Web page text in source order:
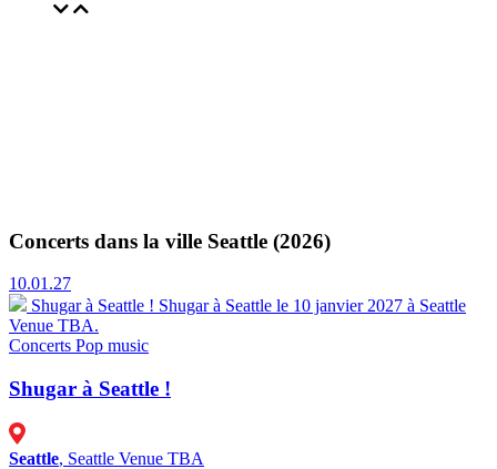
Concerts dans la ville Seattle (2026)
10.01.27
Shugar à Seattle ! Shugar à Seattle le 10 janvier 2027 à Seattle
Venue TBA.
Concerts Pop music
Shugar à Seattle !
Seattle, Seattle Venue TBA